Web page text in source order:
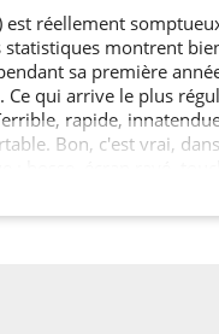
est réellement
statistiques montrent
sa première
qui arrive le plus
rapide,
Bon, c'est vrai,
ne sera pas
strictement